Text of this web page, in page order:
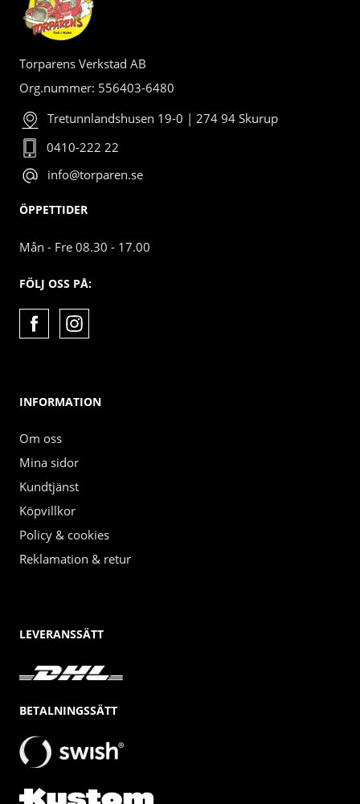
Torparens Verkstad AB
Org.nummer: 556403-6480
Tretunnlandshusen 19-0 | 274 94 Skurup
0410-222 22
info@torparen.se
ÖPPETTIDER
Mån - Fre 08.30 - 17.00
FÖLJ OSS PÅ:
INFORMATION
Om oss
Mina sidor
Kundtjänst
Köpvillkor
Policy & cookies
Reklamation & retur
LEVERANSSÄTT
BETALNINGSSÄTT